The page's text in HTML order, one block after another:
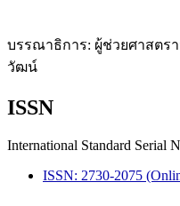
บรรณาธิการ: ผู้ช่วยศาสตร
วัฒน์
ISSN
International Standard Serial
ISSN: 2730-2075